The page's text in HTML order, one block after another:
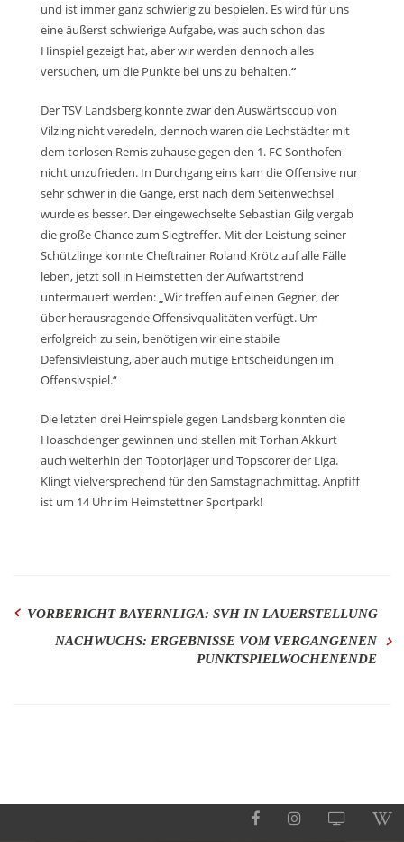
und ist immer ganz schwierig zu bespielen. Es wird für uns
eine äußerst schwierige Aufgabe, was auch schon das
Hinspiel gezeigt hat, aber wir werden dennoch alles
versuchen, um die Punkte bei uns zu behalten.“
Der TSV Landsberg konnte zwar den Auswärtscoup von
Vilzing nicht veredeln, dennoch waren die Lechstädter mit
dem torlosen Remis zuhause gegen den 1. FC Sonthofen
nicht unzufrieden. In Durchgang eins kam die Offensive nur
sehr schwer in die Gänge, erst nach dem Seitenwechsel
wurde es besser. Der eingewechselte Sebastian Gilg vergab
die große Chance zum Siegtreffer. Mit der Leistung seiner
Schützlinge konnte Cheftrainer Roland Krötz auf alle Fälle
leben, jetzt soll in Heimstetten der Aufwärtstrend
untermauert werden:„Wir treffen auf einen Gegner, der
über herausragende Offensivqualitäten verfügt. Um
erfolgreich zu sein, benötigen wir eine stabile
Defensivleistung, aber auch mutige Entscheidungen im
Offensivspiel.“
Die letzten drei Heimspiele gegen Landsberg konnten die
Hoaschdenger gewinnen und stellen mit Torhan Akkurt
auch weiterhin den Toptorjäger und Topscorer der Liga.
Klingt vielversprechend für den Samstagnachmittag. Anpfiff
ist um 14 Uhr im Heimstettner Sportpark!
VORBERICHT BAYERNLIGA: SVH IN LAUERSTELLUNG
NACHWUCHS: ERGEBNISSE VOM VERGANGENEN
PUNKTSPIELWOCHENENDE